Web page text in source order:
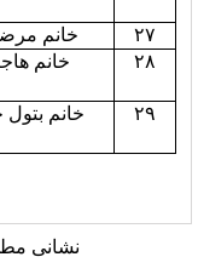
سیف دانشکده
نجفی
خداکرمی
در وبگاه مجله
find-1.137.89.fa.html